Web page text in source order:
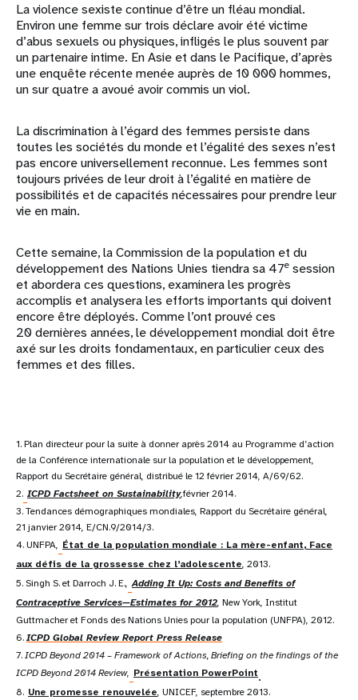
La violence sexiste continue d’être un fléau mondial.
Environ une femme sur trois déclare avoir été victime
d’abus sexuels ou physiques, infligés le plus souvent par
un partenaire intime. En Asie et dans le Pacifique, d’après
une enquête récente menée auprès de 10 000 hommes,
un sur quatre a avoué avoir commis un viol.
La discrimination à l’égard des femmes persiste dans
toutes les sociétés du monde et l’égalité des sexes n’est
pas encore universellement reconnue. Les femmes sont
toujours privées de leur droit à l’égalité en matière de
possibilités et de capacités nécessaires pour prendre leur
vie en main.
Cette semaine, la Commission de la population et du
développement des Nations Unies tiendra sa 47e session
et abordera ces questions, examinera les progrès
accomplis et analysera les efforts importants qui doivent
encore être déployés. Comme l’ont prouvé ces
20 dernières années, le développement mondial doit être
axé sur les droits fondamentaux, en particulier ceux des
femmes et des filles.
1. Plan directeur pour la suite à donner après 2014 au Programme d’action
de la Conférence internationale sur la population et le développement,
Rapport du Secrétaire général, distribué le 12 février 2014, A/69/62.
2. ICPD Factsheet on Sustainability,février 2014.
3. Tendances démographiques mondiales, Rapport du Secrétaire général,
21 janvier 2014, E/CN.9/2014/3.
4. UNFPA, État de la population mondiale : La mère-enfant, Face
aux défis de la grossesse chez l’adolescente, 2013.
5. Singh S. et Darroch J. E., Adding It Up: Costs and Benefits of
Contraceptive Services—Estimates for 2012, New York, Institut
Guttmacher et Fonds des Nations Unies pour la population (UNFPA), 2012.
6.ICPD Global Review Report Press Release
7.ICPD Beyond 2014 – Framework of Actions, Briefing on the findings of the
ICPD Beyond 2014 Review, Présentation PowerPoint.
8. Une promesse renouvelée, UNICEF, septembre 2013.